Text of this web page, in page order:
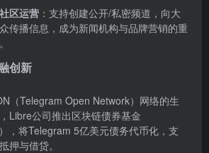
区运营 ‌：支持创建公开/私密频道，向大
传播信息，成为新闻机构与品牌营销的重
创新
（Telegram Open Network）网络的生
Libre公司推出区块链债券基金
），将Telegram 5亿美元债务代币化，支
押与借贷。